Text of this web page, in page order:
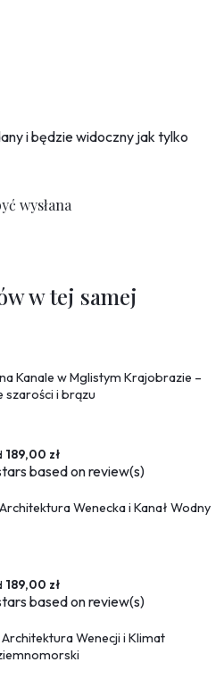
i będzie widoczny jak tylko
wysłana
w tej samej
Kanale w Mglistym Krajobrazie –
szarości i brązu
189,00 zł
based onreview(s)
Wenecka i Kanał Wodny
189,00 zł
based onreview(s)
Wenecji i Klimat